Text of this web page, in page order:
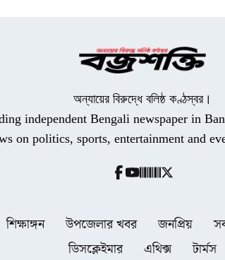
অন্যায়ের বিরুদ্ধে বলিষ্ঠ কণ্ঠস্বর।
independent Bengali newspaper in
on politics, sports, entertainment and
শিক্ষাঙ্গন উপজেলার খবর জনপ্রিয়
ডিসক্লেইমার
এথিক্স টার্মস